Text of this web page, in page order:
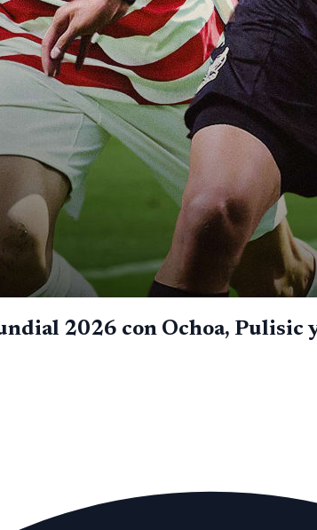
2026 con Ochoa, Pulisic